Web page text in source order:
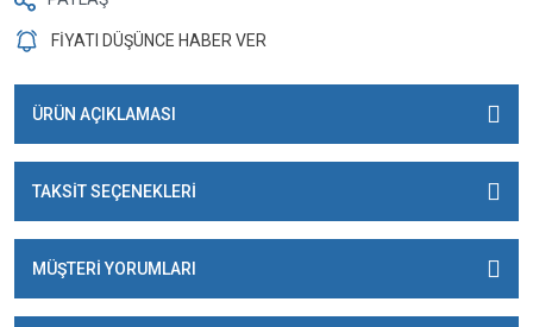
FİYATI DÜŞÜNCE HABER VER
ÜRÜN AÇIKLAMASI
TAKSİT SEÇENEKLERİ
MÜŞTERİ YORUMLARI